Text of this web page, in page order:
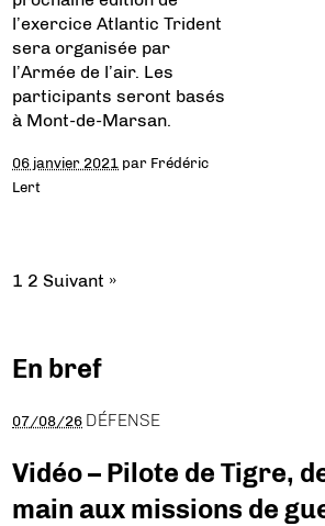
l’exercice Atlantic Trident
sera organisée par
l’Armée de l’air. Les
participants seront basés
à Mont-de-Marsan.
06 janvier 2021 par Frédéric
Lert
1 2 Suivant »
En bref
07/08/26 DÉFENSE
Vidéo – Pilote de Tigre,
main aux missions de